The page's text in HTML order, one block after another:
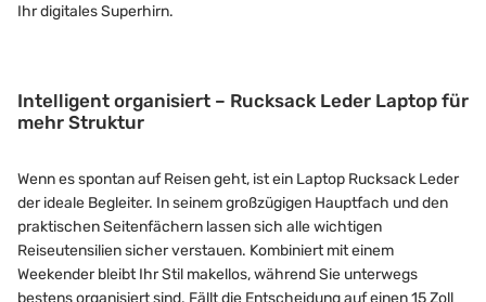
Ihr digitales Superhirn.
Intelligent organisiert – Rucksack Leder Laptop für
mehr Struktur
Wenn es spontan auf Reisen geht, ist ein Laptop Rucksack Leder
der ideale Begleiter. In seinem großzügigen Hauptfach und den
praktischen Seitenfächern lassen sich alle wichtigen
Reiseutensilien sicher verstauen. Kombiniert mit einem
Weekender bleibt Ihr Stil makellos, während Sie unterwegs
bestens organisiert sind. Fällt die Entscheidung auf einen 15 Zoll